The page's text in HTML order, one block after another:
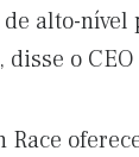
alto-nível
disse o
Race